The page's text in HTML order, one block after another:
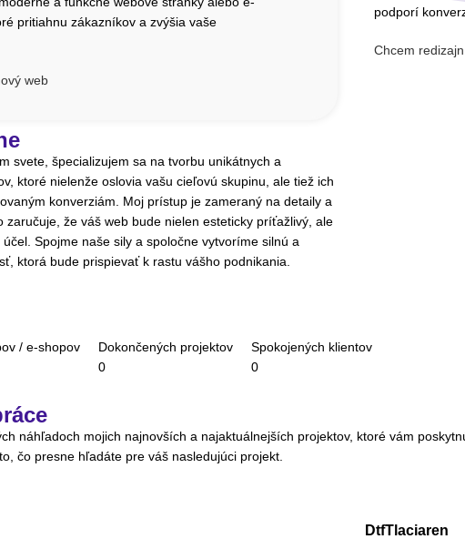
pritiahnu zákazníkov a zvýšia vaše
web
podporí
Chcem redizajn
svete, špecializujem sa na tvorbu unikátnych a
ktoré nielenže oslovia vašu cieľovú skupinu, ale tiež ich
konverziám. Moj prístup je zameraný na detaily a
zaručuje, že váš web bude nielen esteticky príťažlivý, ale
Spojme naše sily a spoločne vytvoríme silnú a
ktorá bude prispievať k rastu vášho podnikania.
/ e-shopov
Dokončených projektov
0
Spokojených klientov
0
náhľadoch mojich najnovších a najaktuálnejších projektov, ktoré vám
čo presne hľadáte pre váš nasledujúci projekt.
DtfTlaciaren